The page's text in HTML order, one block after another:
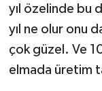
yıl özelinde bu
yıl ne olur onu
çok güzel. Ve 10
elmada üretim